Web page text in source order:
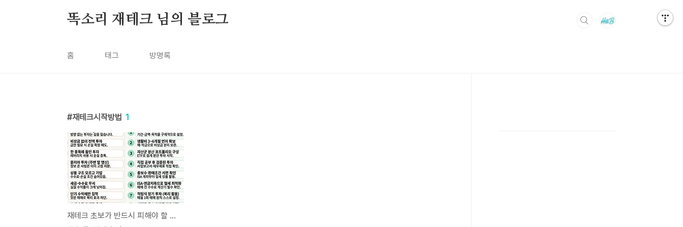
똑소리 재테크 님의 블로그
홈 태그 방명록
재테크시작방법 1
재테크 초보가 반드시 피해야 할 실수 10가지 — 현실적인 대처법 완전 정리